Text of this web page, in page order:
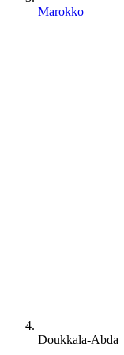
Marokko
Doukkala-Abda